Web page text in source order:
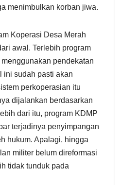
menimbulkan korban jiwa.
Koperasi Desa Merah
awal. Terlebih program
pendekatan
ini sudah pasti akan
perkoperasian itu
dijalankan berdasarkan
dari itu, program KDMP
terjadinya penyimpangan
hukum. Apalagi, hingga
militer belum direformasi
tidak tunduk pada